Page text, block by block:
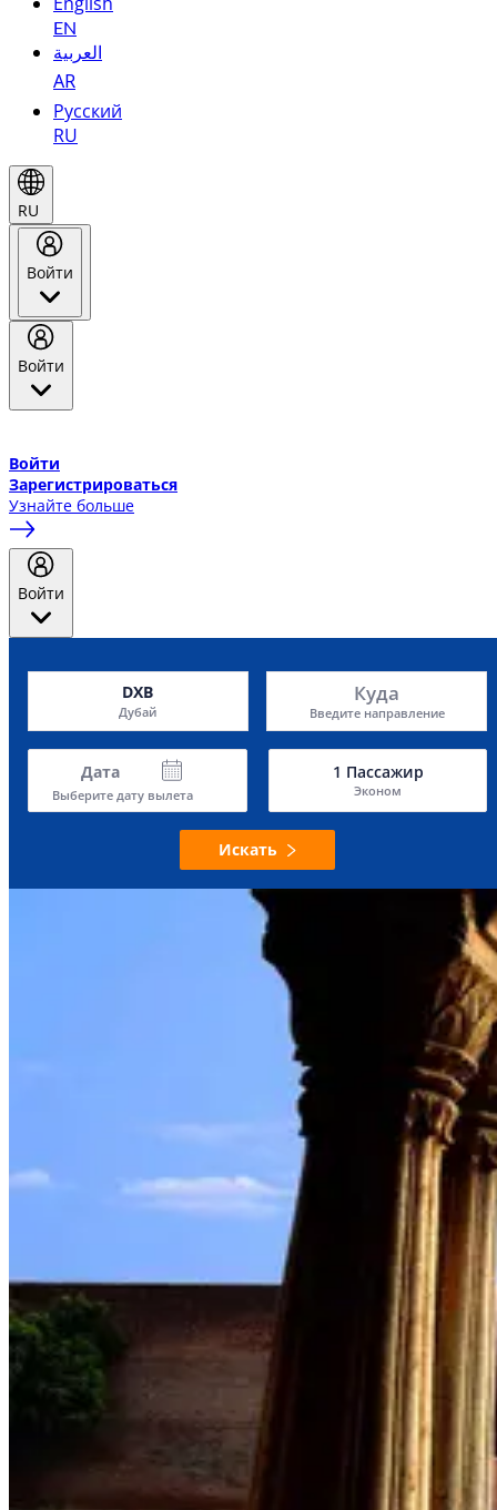
EN
العربية
AR
Русский
RU
RU
Войти
Войти
Войти
Зарегистрироваться
Узнайте больше
Войти
DXB
Дубай
Куда
Введите направление
Дата
Выберите дату вылета
1 Пассажир
Эконом
Искать